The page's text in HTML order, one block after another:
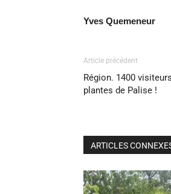
Yves Quemeneur
Article précédent
Région. 1400
plantes de Palise !
ARTICLES